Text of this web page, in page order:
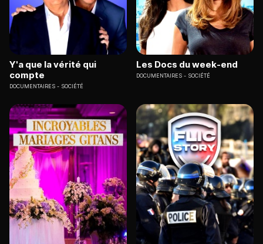
Y'a que la vérité qui
compte
DOCUMENTAIRES SOCIÉTÉ
Les Docs du week-end
DOCUMENTAIRES SOCIÉTÉ